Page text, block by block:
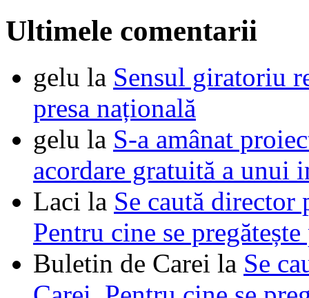
Ultimele comentarii
gelu la Sensul giratoriu
presa națională
gelu la S-a amânat
acordare gratuită a unui
Laci la Se caută
Pentru cine se
Buletin de Carei la Se